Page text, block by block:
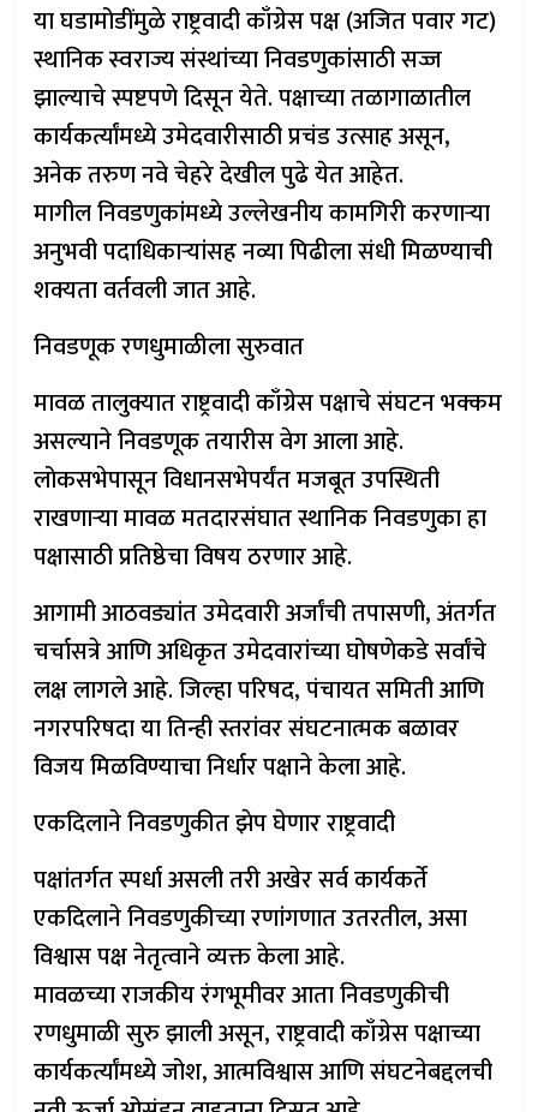
या घडामोडींमुळे राष्ट्रवादी काँग्रेस पक्ष (अजित पवार गट)
स्थानिक स्वराज्य संस्थांच्या निवडणुकांसाठी सज्ज
झाल्याचे स्पष्टपणे दिसून येते. पक्षाच्या तळागाळातील
कार्यकर्त्यांमध्ये उमेदवारीसाठी प्रचंड उत्साह असून,
अनेक तरुण नवे चेहरे देखील पुढे येत आहेत.
मागील निवडणुकांमध्ये उल्लेखनीय कामगिरी करणाऱ्या
अनुभवी पदाधिकाऱ्यांसह नव्या पिढीला संधी मिळण्याची
शक्यता वर्तवली जात आहे.
निवडणूक रणधुमाळीला सुरुवात
मावळ तालुक्यात राष्ट्रवादी काँग्रेस पक्षाचे संघटन भक्कम
असल्याने निवडणूक तयारीस वेग आला आहे.
लोकसभेपासून विधानसभेपर्यंत मजबूत उपस्थिती
राखणाऱ्या मावळ मतदारसंघात स्थानिक निवडणुका हा
पक्षासाठी प्रतिष्ठेचा विषय ठरणार आहे.
आगामी आठवड्यांत उमेदवारी अर्जांची तपासणी, अंतर्गत
चर्चासत्रे आणि अधिकृत उमेदवारांच्या घोषणेकडे सर्वांचे
लक्ष लागले आहे. जिल्हा परिषद, पंचायत समिती आणि
नगरपरिषदा या तिन्ही स्तरांवर संघटनात्मक बळावर
विजय मिळविण्याचा निर्धार पक्षाने केला आहे.
एकदिलाने निवडणुकीत झेप घेणार राष्ट्रवादी
पक्षांतर्गत स्पर्धा असली तरी अखेर सर्व कार्यकर्ते
एकदिलाने निवडणुकीच्या रणांगणात उतरतील, असा
विश्वास पक्ष नेतृत्वाने व्यक्त केला आहे.
मावळच्या राजकीय रंगभूमीवर आता निवडणुकीची
रणधुमाळी सुरु झाली असून, राष्ट्रवादी काँग्रेस पक्षाच्या
कार्यकर्त्यांमध्ये जोश, आत्मविश्वास आणि संघटनेबद्दलची